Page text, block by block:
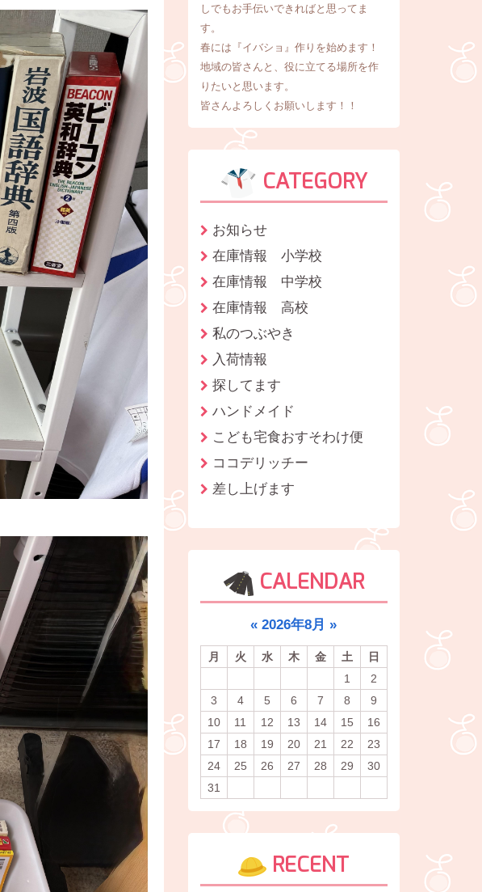
しでもお手伝いできればと思ってま
す。
春には『イバショ』作りを始めます！
地域の皆さんと、役に立てる場所を作
りたいと思います。
皆さんよろしくお願いします！！
CATEGORY
お知らせ
在庫情報 小学校
在庫情報 中学校
在庫情報 高校
私のつぶやき
入荷情報
探してます
ハンドメイド
こども宅食おすそわけ便
ココデリッチー
差し上げます
CALENDAR
« 2026年8月 »
月 火 水 木 金 土
日
1
2
3
4 5 6 7 8
9
10
11 12 13 14 15
16
17
18 19 20 21 22
23
24
25 26 27 28 29
30
31
RECENT